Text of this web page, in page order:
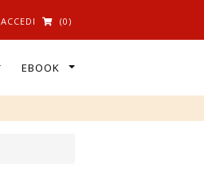
ACCEDI (0)
EBOOK